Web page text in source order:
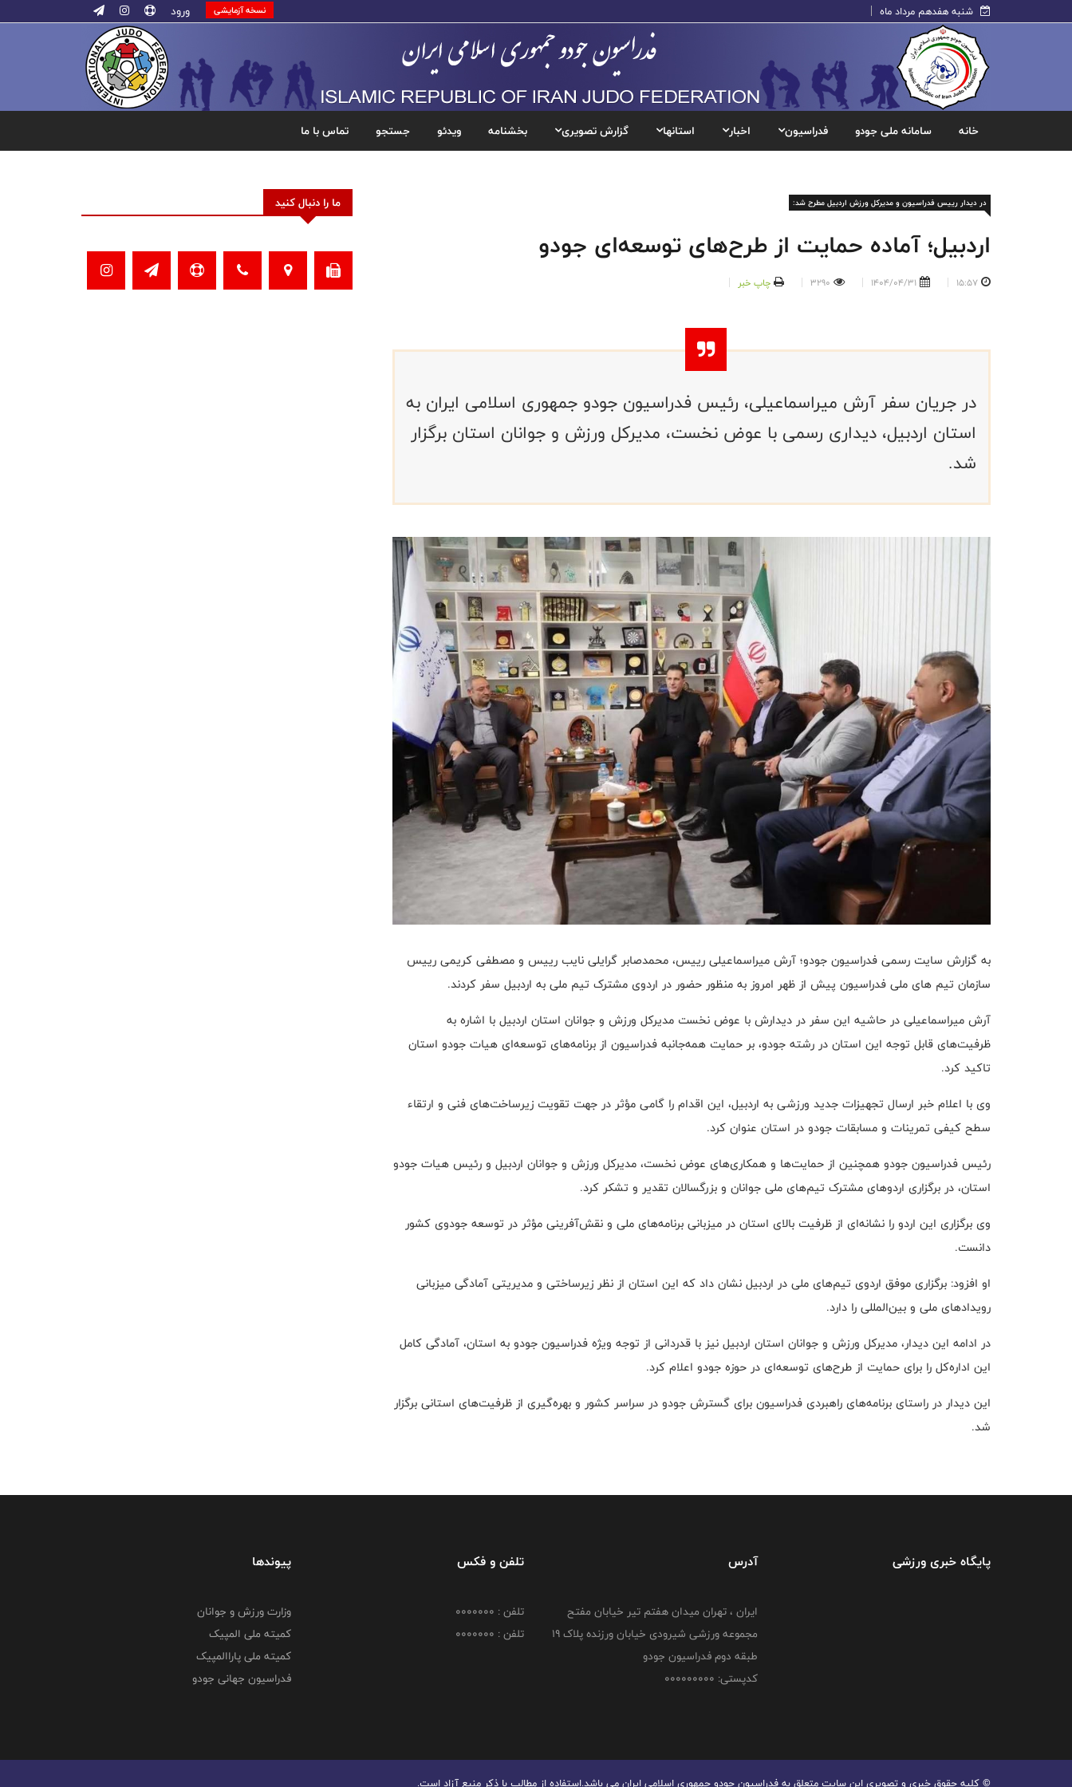
شنبه هفدهم مرداد ماه نسخه آزمایشی ورود
خانه سامانه ملی جودو فدراسیون اخبار استانها گزارش تصویری بخشنامه ویدئو جستجو تماس با ما
در دیدار رییس فدراسیون و مدیرکل ورزش اردبیل مطرح شد:
اردبیل؛ آماده حمایت از طرح‌های توسعه‌ای جودو
15:57
1404/04/31
3290 چاپ خبر
در جریان سفر آرش میراسماعیلی، رئیس فدراسیون جودو جمهوری اسلامی ایران به
استان اردبیل، دیداری رسمی با عوض نخست، مدیرکل ورزش و جوانان استان برگزار
شد.
به گزارش سایت رسمی فدراسیون جودو؛ آرش میراسماعیلی رییس، محمدصابر گرایلی نایب رییس و مصطفی کریمی رییس
سازمان تیم های ملی فدراسیون پیش از ظهر امروز به منظور حضور در اردوی مشترک تیم ملی به اردبیل سفر کردند.
آرش میراسماعیلی در حاشیه این سفر در دیدارش با عوض نخست مدیرکل ورزش و جوانان استان اردبیل با اشاره به
ظرفیت‌های قابل توجه این استان در رشته جودو، بر حمایت همه‌جانبه فدراسیون از برنامه‌های توسعه‌ای هیات جودو استان
تاکید کرد.
وی با اعلام خبر ارسال تجهیزات جدید ورزشی به اردبیل، این اقدام را گامی مؤثر در جهت تقویت زیرساخت‌های فنی و ارتقاء
سطح کیفی تمرینات و مسابقات جودو در استان عنوان کرد.
رئیس فدراسیون جودو همچنین از حمایت‌ها و همکاری‌های عوض نخست، مدیرکل ورزش و جوانان اردبیل و رئیس هیات جودو
استان، در برگزاری اردوهای مشترک تیم‌های ملی جوانان و بزرگسالان تقدیر و تشکر کرد.
وی برگزاری این اردو را نشانه‌ای از ظرفیت بالای استان در میزبانی برنامه‌های ملی و نقش‌آفرینی مؤثر در توسعه جودوی کشور
دانست.
او افزود: برگزاری موفق اردوی تیم‌های ملی در اردبیل نشان داد که این استان از نظر زیرساختی و مدیریتی آمادگی میزبانی
رویدادهای ملی و بین‌المللی را دارد.
در ادامه این دیدار، مدیرکل ورزش و جوانان استان اردبیل نیز با قدردانی از توجه ویژه فدراسیون جودو به استان، آمادگی کامل
این اداره‌کل را برای حمایت از طرح‌های توسعه‌ای در حوزه جودو اعلام کرد.
این دیدار در راستای برنامه‌های راهبردی فدراسیون برای گسترش جودو در سراسر کشور و بهره‌گیری از ظرفیت‌های استانی برگزار
شد.
ما را دنبال کنید
پایگاه خبری ورزشی آدرس
ایران ، تهران میدان هفتم تیر خیابان مفتح
مجموعه ورزشی شیرودی خیابان ورزنده پلاک ۱۹
طبقه دوم فدراسیون جودو
کدپستی: 000000000
تلفن و فکس
تلفن : 0000000
تلفن : 0000000
پیوندها
وزارت ورزش و جوانان
کمیته ملی المپیک
کمیته ملی پاراالمپیک
فدراسیون جهانی جودو
© کليه حقوق خبری و تصويری اين سايت متعلق به فدراسیون جودو جمهوری اسلامی ایران می باشد.استفاده از مطالب با ذكر منبع آزاد است.